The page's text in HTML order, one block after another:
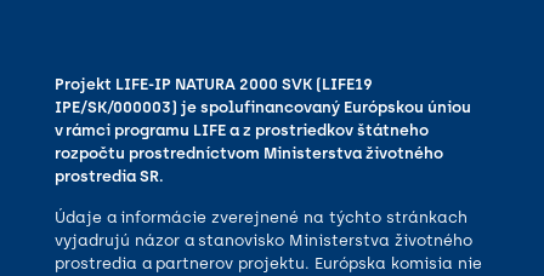
Projekt LIFE-IP NATURA 2000 SVK (LIFE19
IPE/SK/000003) je spolufinancovaný Európskou úniou
v rámci programu LIFE a z prostriedkov štátneho
rozpočtu prostredníctvom Ministerstva životného
prostredia SR.
Údaje a informácie zverejnené na týchto stránkach
vyjadrujú názor a stanovisko Ministerstva životného
prostredia a partnerov projektu. Európska komisia nie